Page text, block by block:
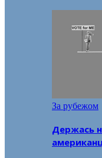
За рубежом
Держась